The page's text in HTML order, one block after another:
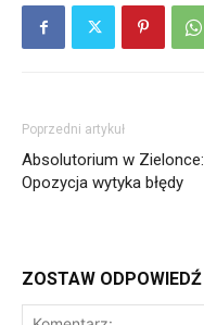
Poprzedni artykuł
Absolutorium w Zielonce:
Opozycja wytyka błędy
ZOSTAW ODPOWIEDŹ